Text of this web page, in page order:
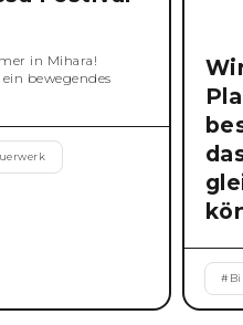
in Mihara!
bewegendes
#